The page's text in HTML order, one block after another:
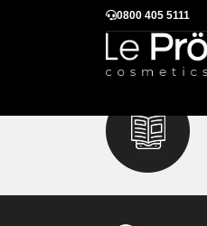
0800 405 5111
Tendências
É melhor fazer
É indicado